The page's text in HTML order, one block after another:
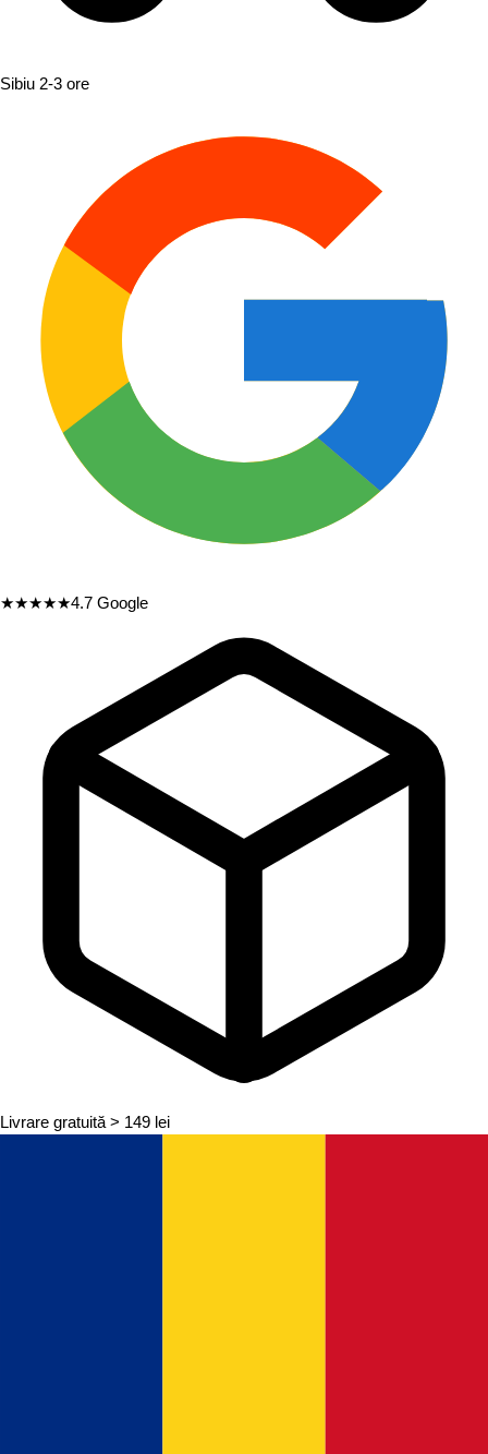
Sibiu 2-3 ore
★★★★★4.7 Google
Livrare gratuită > 149 lei